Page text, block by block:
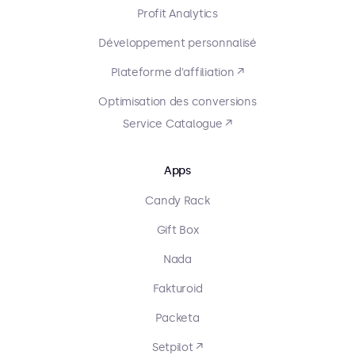
Profit Analytics
Développement personnalisé
Plateforme d'affiliation ↗
Optimisation des conversions
Service Catalogue ↗
Apps
Candy Rack
Gift Box
Nada
Fakturoid
Packeta
Setpilot ↗